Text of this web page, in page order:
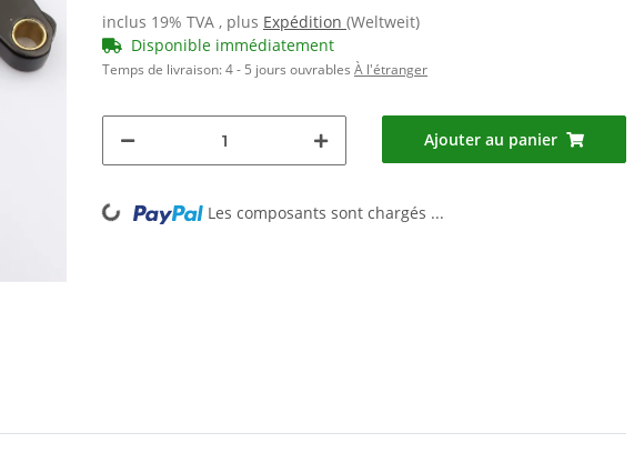
inclus 19% TVA , plus Expédition (Weltweit)
Disponible immédiatement
Temps de livraison:4 - 5 jours ouvrables À l'étranger
Ajouter au panier
Loading... Les composants sont chargés ...